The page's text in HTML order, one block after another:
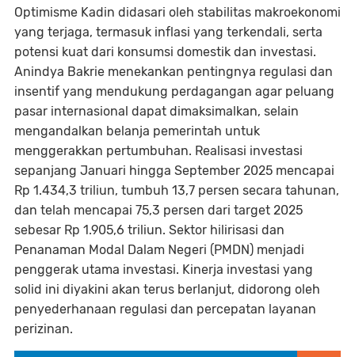
Optimisme Kadin didasari oleh stabilitas makroekonomi
yang terjaga, termasuk inflasi yang terkendali, serta
potensi kuat dari konsumsi domestik dan investasi.
Anindya Bakrie menekankan pentingnya regulasi dan
insentif yang mendukung perdagangan agar peluang
pasar internasional dapat dimaksimalkan, selain
mengandalkan belanja pemerintah untuk
menggerakkan pertumbuhan. Realisasi investasi
sepanjang Januari hingga September 2025 mencapai
Rp 1.434,3 triliun, tumbuh 13,7 persen secara tahunan,
dan telah mencapai 75,3 persen dari target 2025
sebesar Rp 1.905,6 triliun. Sektor hilirisasi dan
Penanaman Modal Dalam Negeri (PMDN) menjadi
penggerak utama investasi. Kinerja investasi yang
solid ini diyakini akan terus berlanjut, didorong oleh
penyederhanaan regulasi dan percepatan layanan
perizinan.